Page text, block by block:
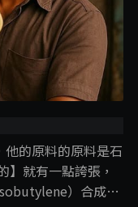
的原料的原料是石
】就有一點誇張，
）合成